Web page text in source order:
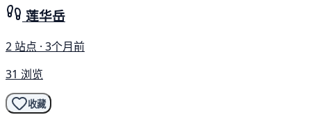
莲华岳
2 站点 · 3个月前
31 浏览
收藏